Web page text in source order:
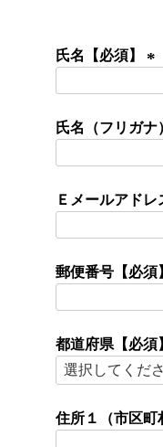
氏名【必須】
須
氏名（フリガナ
Ｅメールアドレ
郵便番号【必須
都道府県【必須
住所１（市区町